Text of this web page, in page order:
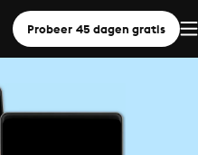
Probeer 45 dagen gratis